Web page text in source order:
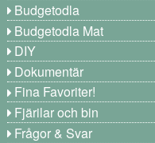
Budgetodla
Budgetodla Mat
DIY
Dokumentär
Fina Favoriter!
Fjärilar och bin
Frågor & Svar